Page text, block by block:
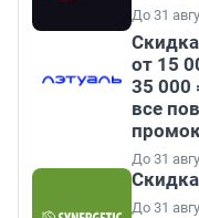
До 31
от 15
35 000
все
До 31
До 31